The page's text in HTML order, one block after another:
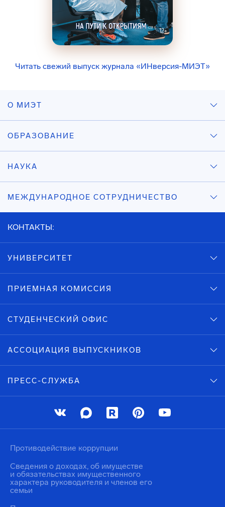
Читать свежий выпуск журнала «ИНверсия-МИЭТ»
О МИЭТ
ОБРАЗОВАНИЕ
НАУКА
МЕЖДУНАРОДНОЕ СОТРУДНИЧЕСТВО
КОНТАКТЫ:
УНИВЕРСИТЕТ
ПРИЕМНАЯ КОМИССИЯ
СТУДЕНЧЕСКИЙ ОФИС
АССОЦИАЦИЯ ВЫПУСКНИКОВ
ПРЕСС-СЛУЖБА
Противодействие коррупции
Сведения о доходах, об имуществе
и обязательствах имущественного
характера руководителя и членов его
семьи